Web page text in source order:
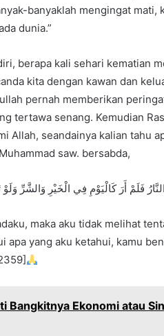
banyaklah mengingat
dunia.”
berapa kali sehari kematian
kita dengan kawan dan
pernah memberikan
tertawa senang. Kemudian
Allah, seandainya kalian tahu
saw. bersabda,
فَلَمْ أَرَ كَالْيَوْمِ فِي الْخَيْرِ وَالشَّرِّ وَلَوْ
maka aku tidak melihat
apa yang aku ketahui, kamu
Bangkitnya Ekonomi atau